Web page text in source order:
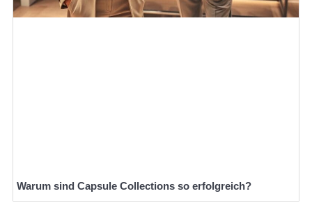
Warum sind Capsule Collections so erfolgreich?